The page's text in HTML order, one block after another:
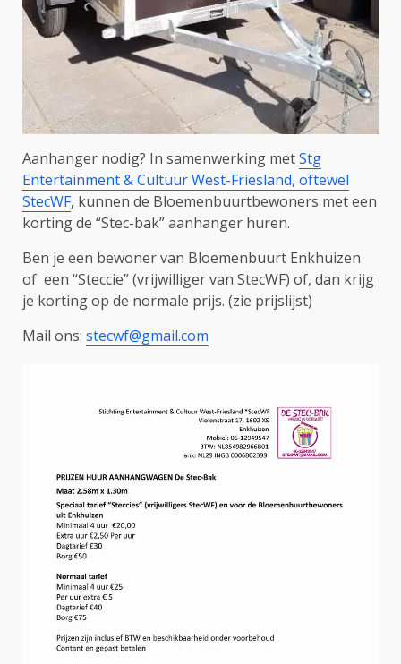
Aanhanger nodig? In samenwerking metStg
Entertainment & Cultuur West-Friesland, oftewel
StecWF, kunnen de Bloemenbuurtbewoners met een
korting de “Stec-bak” aanhanger huren.
Ben je een bewoner van Bloemenbuurt Enkhuizen
of een “Steccie” (vrijwilliger van StecWF) of, dan krijg
je korting op de normale prijs. (zie prijslijst)
Mail ons: stecwf@gmail.com